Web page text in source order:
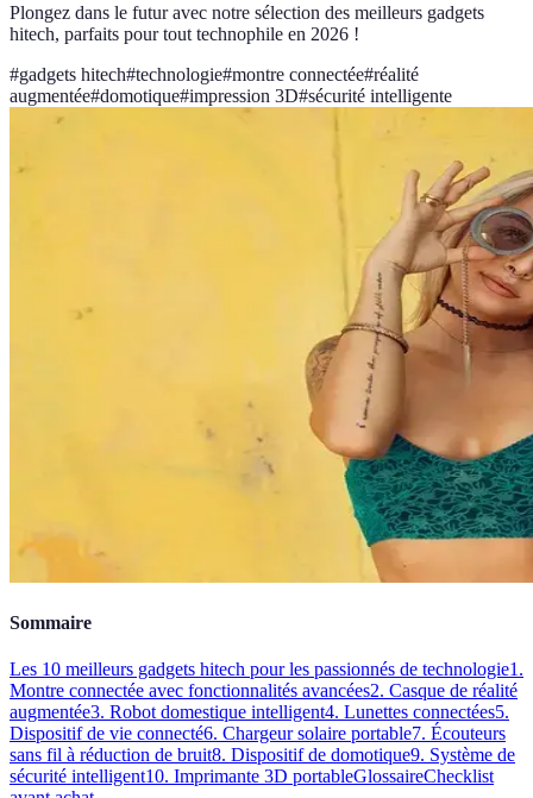
Plongez dans le futur avec notre sélection des meilleurs gadgets
hitech, parfaits pour tout technophile en 2026 !
#gadgets hitech#technologie#montre connectée#réalité
augmentée#domotique#impression 3D#sécurité intelligente
Sommaire
Les 10 meilleurs gadgets hitech pour les passionnés de technologie1.
Montre connectée avec fonctionnalités avancées2. Casque de réalité
augmentée3. Robot domestique intelligent4. Lunettes connectées5.
Dispositif de vie connecté6. Chargeur solaire portable7. Écouteurs
sans fil à réduction de bruit8. Dispositif de domotique9. Système de
sécurité intelligent10. Imprimante 3D portableGlossaireChecklist